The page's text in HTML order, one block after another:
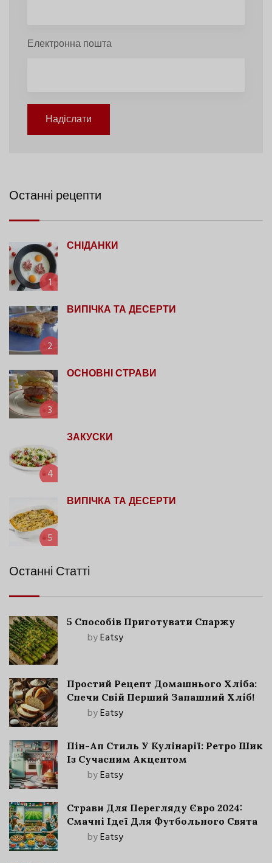
Електронна пошта
Надіслати
Останні рецепти
1
СНІДАНКИ
2
ВИПІЧКА ТА ДЕСЕРТИ
3
ОСНОВНІ СТРАВИ
4
ЗАКУСКИ
5
ВИПІЧКА ТА ДЕСЕРТИ
Останні Статті
5 Способів Приготувати Спаржу
byEatsy
Простий Рецепт Домашнього Хліба:
Спечи Свій Перший Запашний Хліб!
byEatsy
Пін-Ап Стиль У Кулінарії: Ретро Шик
Із Сучасним Акцентом
byEatsy
Страви Для Перегляду Євро 2024:
Смачні Ідеї Для Футбольного Свята
byEatsy